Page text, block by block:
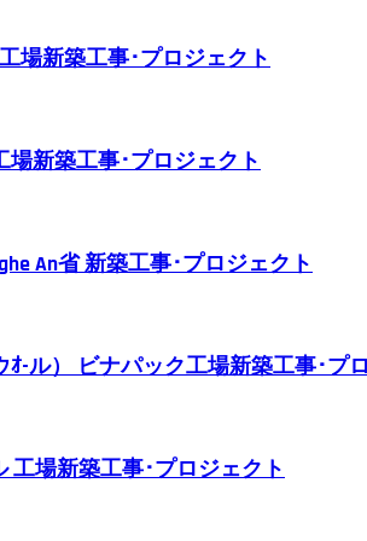
工場新築工事･プロジェクト
場新築工事･プロジェクト
An省 新築工事･プロジェクト
ｵ-ル） ビナパック工場新築工事･プ
工場新築工事･プロジェクト